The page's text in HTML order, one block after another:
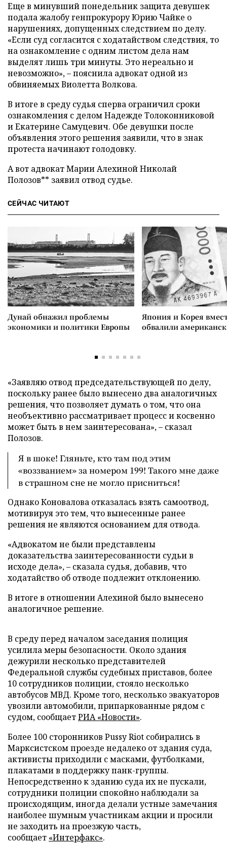
Еще в минувший понедельник защита девушек
подала жалобу генпрокурору Юрию Чайке о
нарушениях, допущенных следствием по делу.
«Если суд согласится с ходатайством следствия, то
на ознакомление с одним листом дела нам
выделят лишь три минуты. Это нереально и
невозможно», – пояснила адвокат одной из
обвиняемых Виолетта Волкова.
В итоге в среду судья сперва ограничил сроки
ознакомления с делом Надежде Толоконниковой
и Екатерине Самуцевич. Обе девушки после
объявления этого решения заявили, что в знак
протеста начинают голодовку.
А вот адвокат Марии Алехиной Николай
Полозов** заявил отвод судье.
СЕЙЧАС ЧИТАЮТ
Дунай обнажил проблемы
экономики и политики Европы
Япония и Корея
обвалили
«Заявляю отвод председательствующей по делу,
поскольку ранее было вынесено два аналогичных
решения, что позволяет думать о том, что она
необъективно рассматривает процесс и косвенно
может быть в нем заинтересована», – сказал
Полозов.
Я в шоке! Гляньте, кто там под этим
«воззванием» за номером 199! Такого мне даже
в страшном сне не могло присниться!
Однако Коновалова отказалась взять самоотвод,
мотивируя это тем, что вынесенные ранее
решения не являются основанием для отвода.
«Адвокатом не были представлены
доказательства заинтересованности судьи в
исходе дела», – сказала судья, добавив, что
ходатайство об отводе подлежит отклонению.
В итоге в отношении Алехиной было вынесено
аналогичное решение.
В среду перед началом заседания полиция
усилила меры безопасности. Около здания
дежурили несколько представителей
Федеральной службы судебных приставов, более
10 сотрудников полиции, стояло несколько
автобусов МВД. Кроме того, несколько эвакуаторов
увозили автомобили, припаркованные рядом с
судом, сообщаетРИА «Новости».
Более 100 сторонников Pussy Riot собирались в
Марксистском проезде недалеко от здания суда,
активисты приходили с масками, футболками,
плакатами в поддержку панк-группы.
Непосредственно к зданию суда их не пускали,
сотрудники полиции спокойно наблюдали за
происходящим, иногда делали устные замечания
наиболее шумным участникам акции и просили
не заходить на проезжую часть,
сообщает «Интерфакс».